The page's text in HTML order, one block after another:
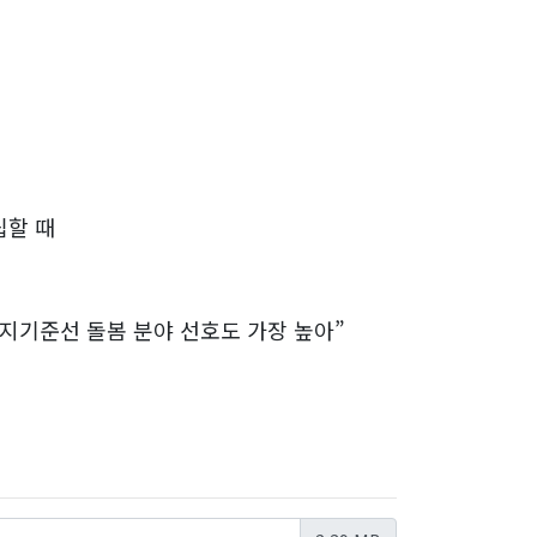
때
기준선 돌봄 분야 선호도 가장 높아”